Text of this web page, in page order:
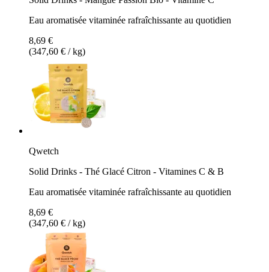
Eau aromatisée vitaminée rafraîchissante au quotidien
8,69 €
(347,60 € / kg)
Qwetch
Solid Drinks - Thé Glacé Citron - Vitamines C & B
Eau aromatisée vitaminée rafraîchissante au quotidien
8,69 €
(347,60 € / kg)